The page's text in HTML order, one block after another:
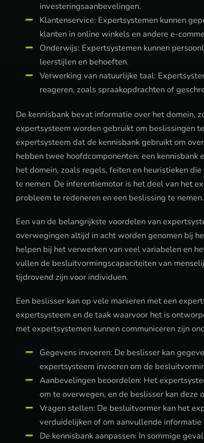
investeringsaanbevelingen.
Klantenservice: Expertsystemen kunnen
klanten in online winkels en andere e-
Onderwijs: Expertsystemen kunnen
leerstijlen en behoeften.
Verwerking van natuurlijke taal:
reageren, zoals spraakopdrachten of
De kennisbank bevat informatie over het domein,
expertsysteem worden gebruikt om beslissingen
expertsysteem dat de kennisbank gebruikt om
hebben twee hoofdcomponenten: een
het domein, zoals regels, feiten en heuristieken
te nemen. De inferentiemotor is het deel van het
probleem te redeneren en een beslissing te nemen.
Een van de belangrijkste voordelen van
overwegingen altijd in acht worden genomen bij
helpen bij het verwerken van veel variabelen en
vullen de besluitvormingscapaciteiten van
tijdrovend zijn voor individuen.
Een beslisser kan op vele manieren met een
expertsysteem en de taak waarvoor het is
met expertsystemen kunnen communiceren zijn
Gegevens invoeren: De beslisser kan
expertsysteem invoeren om de
Aanbevelingen beoordelen: Het
om te overwegen, en de beslisser kan deze
Vragen stellen: De besluitvormer kan het
verduidelijken of om aanvullende informatie
De kennisbank aanpassen: In sommige